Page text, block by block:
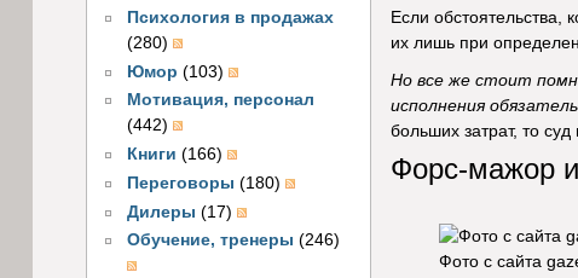
Психология в продажах
(280)
Юмор (103)
Мотивация, персонал
(442)
Книги (166)
Переговоры (180)
Дилеры (17)
Обучение, тренеры (246)
Если обстоятельства,
их лишь при
Но все же стоит
исполнения
больших затрат, то
Форс-мажор
Фото с сайта